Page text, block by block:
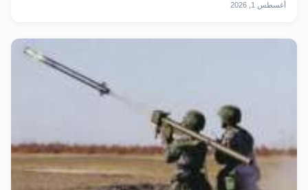
أغسطس 1, 2026